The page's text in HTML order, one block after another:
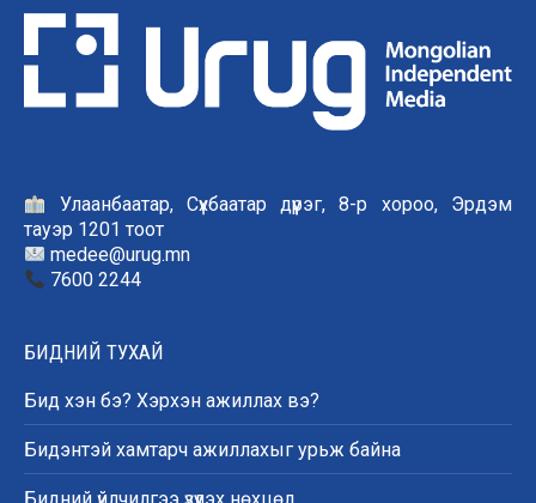
Улаанбаатар, Сүхбаатар дүүрэг, 8-р хороо, Эрдэм
тауэр 1201 тоот
medee@urug.mn
7600 2244
БИДНИЙ ТУХАЙ
Бид хэн бэ? Хэрхэн ажиллах вэ?
Бидэнтэй хамтарч ажиллахыг урьж байна